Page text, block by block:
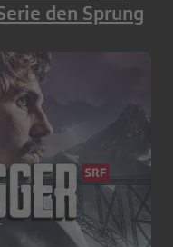
den Sprung